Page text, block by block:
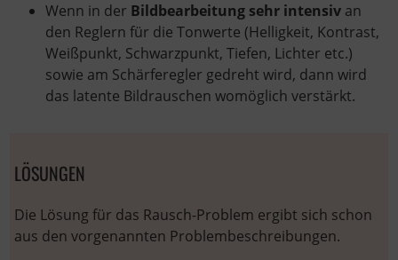
Wenn in der Bildbearbeitung sehr intensiv an
den Reglern für die Tonwerte (Helligkeit, Kontrast,
Weißpunkt, Schwarzpunkt, Tiefen, Lichter etc.)
sowie am Schärferegler gedreht wird, dann wird
das latente Bildrauschen womöglich verstärkt.
LÖSUNGEN
Die Lösung für das Rausch-Problem ergibt sich schon
aus den vorgenannten Problembeschreibungen.